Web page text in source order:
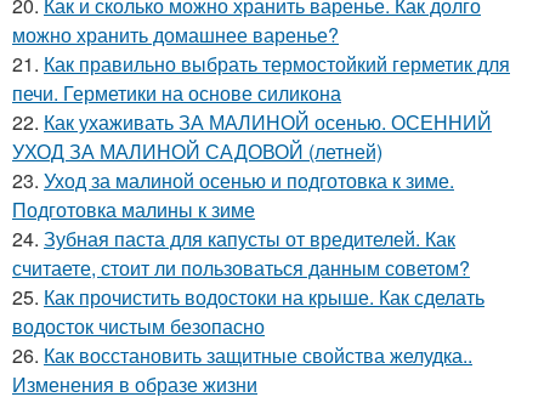
можно хранить домашнее варенье?
21. Как правильно выбрать термостойкий герметик для
печи. Герметики на основе силикона
22. Как ухаживать ЗА МАЛИНОЙ осенью. ОСЕННИЙ
УХОД ЗА МАЛИНОЙ САДОВОЙ (летней)
23. Уход за малиной осенью и подготовка к зиме.
Подготовка малины к зиме
24. Зубная паста для капусты от вредителей. Как
считаете, стоит ли пользоваться данным советом?
25. Как прочистить водостоки на крыше. Как сделать
водосток чистым безопасно
26. Как восстановить защитные свойства желудка..
Изменения в образе жизни